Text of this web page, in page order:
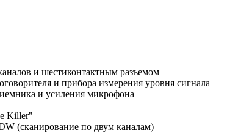
и шестиконтактным разъемом
и прибора измерения уровня сигнала
и усиления микрофона
Killer"
(сканирование по двум каналам)